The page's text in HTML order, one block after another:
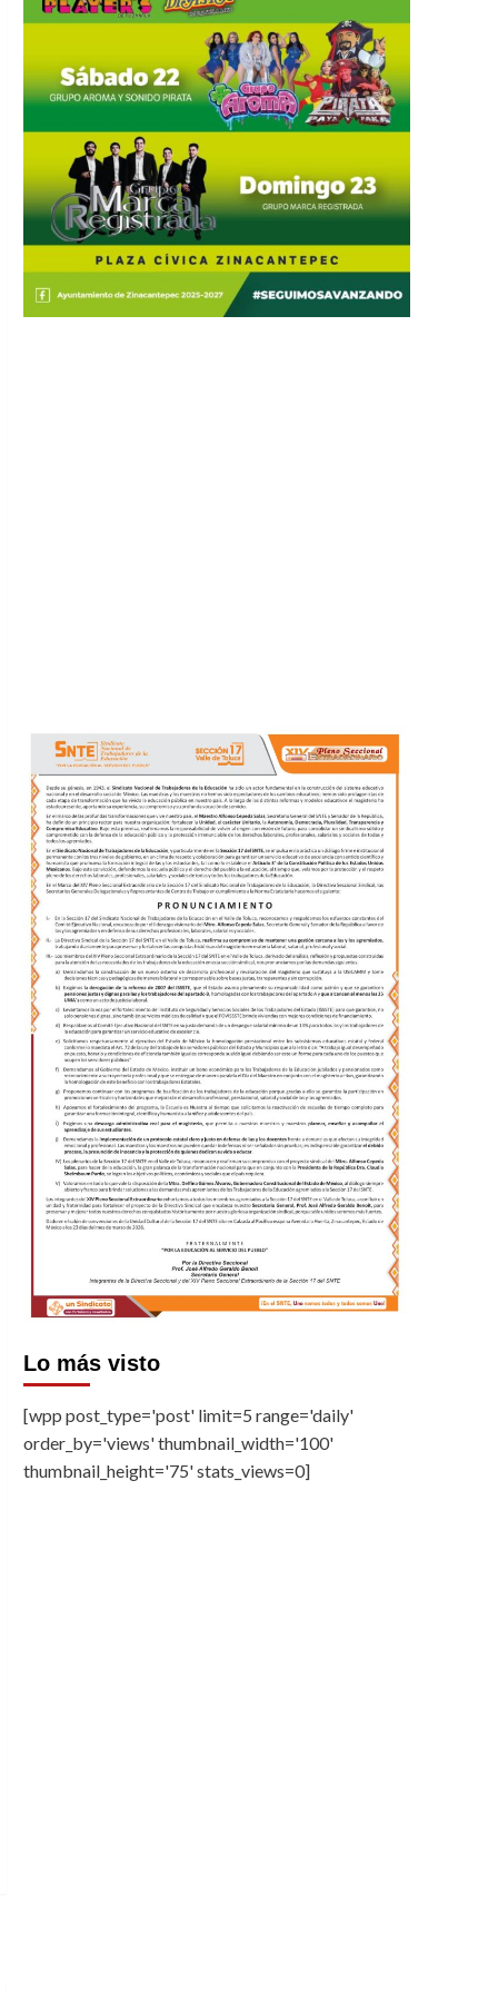
Lo más visto
[wpp post_type='post' limit=5 range='daily'
order_by='views' thumbnail_width='100'
thumbnail_height='75' stats_views=0]